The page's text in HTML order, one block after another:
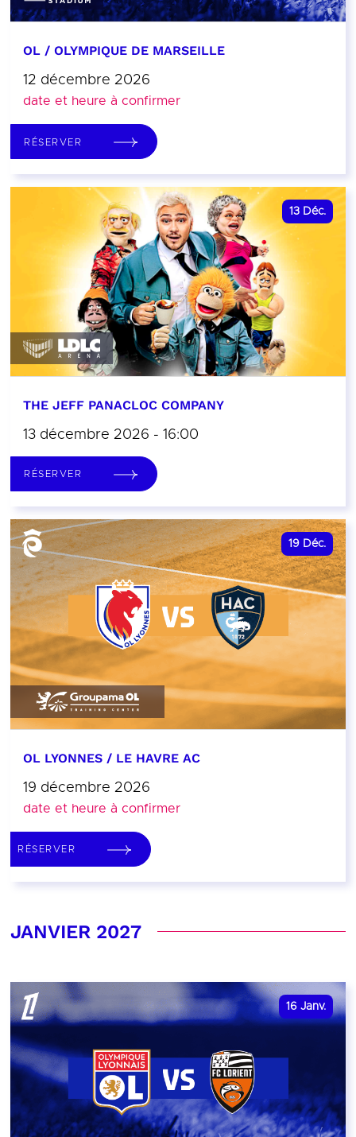
OL / OLYMPIQUE DE MARSEILLE
12 décembre 2026
date et heure à confirmer
RÉSERVER
13 Déc.
THE JEFF PANACLOC COMPANY
13 décembre 2026 - 16:00
RÉSERVER
19 Déc.
OL LYONNES / LE HAVRE AC
19 décembre 2026
date et heure à confirmer
RÉSERVER
JANVIER 2027
16 Janv.